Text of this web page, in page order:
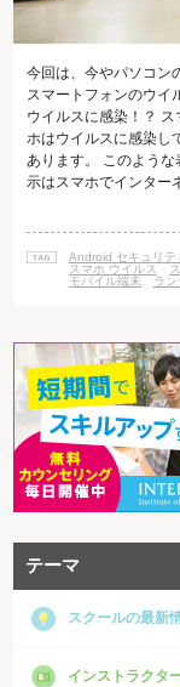
今回は、今やパソコン
スマートフォンのウイ
ウイルスに感染！？
ホはウイルスに感染し
あります。 このよう
示はスマホでインター
が、 「ウイルス感染
示に従って指定された
ホに感染するウイル
うに静かに行動します
Android セキュリテ
スマホ ウイルス
モバイル端末
ラ
テーマ
スクールの最新
インストラクタ